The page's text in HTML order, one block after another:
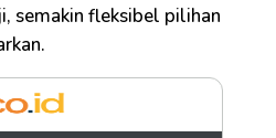
semakin fleksibel pilihan